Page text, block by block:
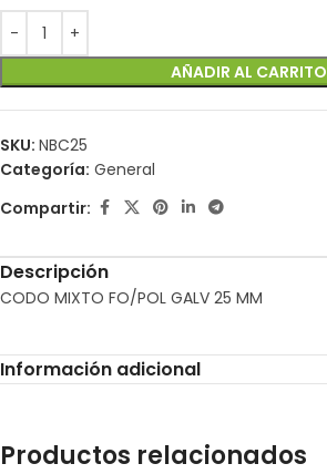
AÑADIR AL CARRITO
SKU: NBC25
Categoría: General
Compartir:
Descripción
CODO MIXTO FO/POL GALV 25 MM
Información adicional
Productos relacionados